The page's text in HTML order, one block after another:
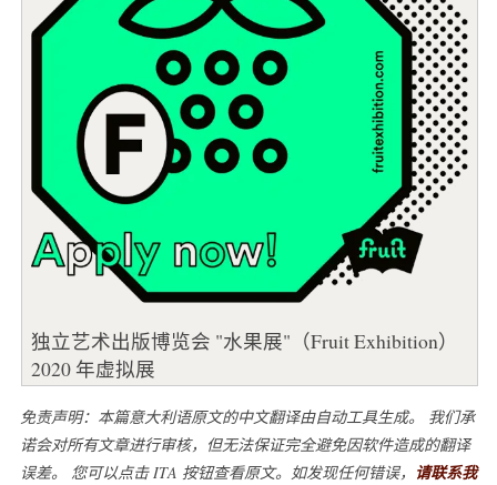
独立艺术出版博览会 "水果展"（Fruit Exhibition）
2020 年虚拟展
免责声明：本篇意大利语原文的中文翻译由自动工具生成。 我们承
诺会对所有文章进行审核，但无法保证完全避免因软件造成的翻译
误差。 您可以点击 ITA 按钮查看原文。如发现任何错误， 请联系我